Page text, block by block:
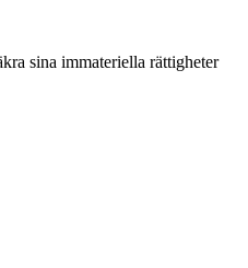
sina immateriella rättigheter